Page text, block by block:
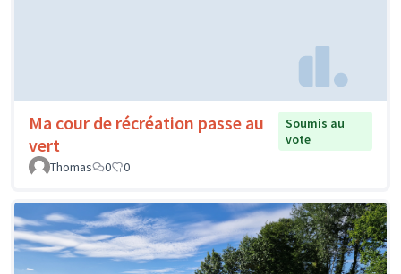
Ma cour de récréation passe au
vert
Soumis au
vote
Thomas
0 0